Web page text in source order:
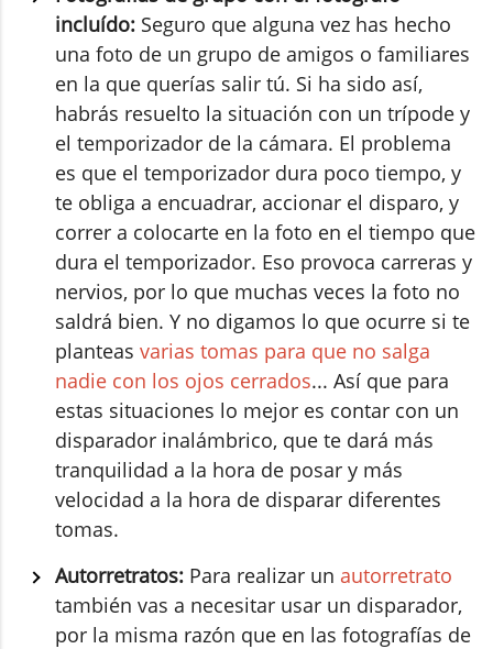
incluído: Seguro que alguna vez has hecho
una foto de un grupo de amigos o familiares
en la que querías salir tú. Si ha sido así,
habrás resuelto la situación con un trípode y
el temporizador de la cámara. El problema
es que el temporizador dura poco tiempo, y
te obliga a encuadrar, accionar el disparo, y
correr a colocarte en la foto en el tiempo que
dura el temporizador. Eso provoca carreras y
nervios, por lo que muchas veces la foto no
saldrá bien. Y no digamos lo que ocurre si te
planteas varias tomas para que no salga
nadie con los ojos cerrados... Así que para
estas situaciones lo mejor es contar con un
disparador inalámbrico, que te dará más
tranquilidad a la hora de posar y más
velocidad a la hora de disparar diferentes
tomas.
Autorretratos: Para realizar un autorretrato
también vas a necesitar usar un disparador,
por la misma razón que en las fotografías de